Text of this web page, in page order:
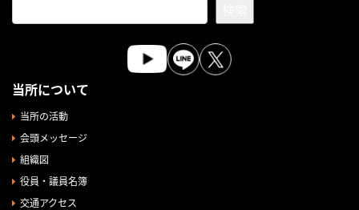
当所について
当所の活動
会頭メッセージ
組織図
役員・議員名簿
交通アクセス